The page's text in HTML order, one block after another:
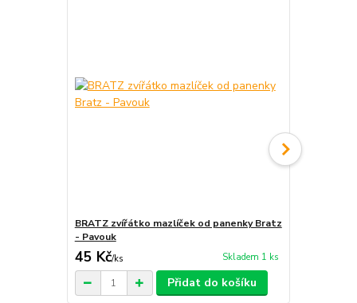
BRATZ zvířátko mazlíček od panenky Bratz
- Pavouk
45 Kč/ks Skladem 1 ks
Přidat do košíku